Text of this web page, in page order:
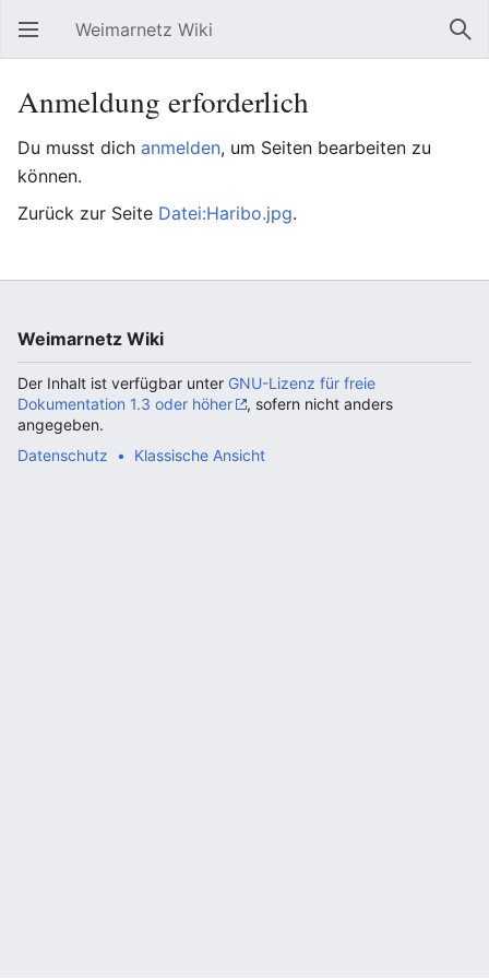
Hauptmenü öffnen Weimarnetz Wiki
Anmeldung erforderlich
Du musst dich anmelden, um Seiten bearbeiten zu
können.
Zurück zur Seite Datei:Haribo.jpg.
Weimarnetz Wiki
Der Inhalt ist verfügbar unter GNU-Lizenz für freie
Dokumentation 1.3 oder höher
, sofern nicht anders
angegeben.
Datenschutz
Klassische Ansicht